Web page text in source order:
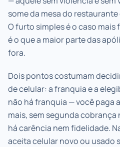
some da mesa do
O furto simples é o caso mais
é o que a maior parte das
fora.
Dois pontos costumam
de celular: a franquia e a
não há franquia — você paga
mais, sem segunda
há carência nem fidelidade.
aceita celular novo ou usado